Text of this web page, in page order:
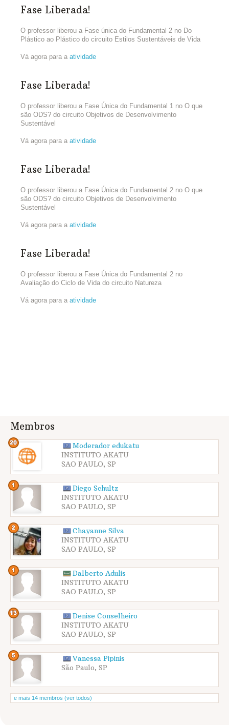
Fase Liberada!
O professor liberou a Fase única do Fundamental 2 no Do
Plástico ao Plástico do circuito Estilos Sustentáveis de Vida
Vá agora para a atividade
Fase Liberada!
O professor liberou a Fase Única do Fundamental 1 no O que
são ODS? do circuito Objetivos de Desenvolvimento
Sustentável
Vá agora para a atividade
Fase Liberada!
O professor liberou a Fase Única do Fundamental 2 no O que
são ODS? do circuito Objetivos de Desenvolvimento
Sustentável
Vá agora para a atividade
Fase Liberada!
O professor liberou a Fase Única do Fundamental 2 no
Avaliação do Ciclo de Vida do circuito Natureza
Vá agora para a atividade
Membros
Moderador edukatu
INSTITUTO AKATU
SAO PAULO, SP
Diego Schultz
INSTITUTO AKATU
SAO PAULO, SP
Chayanne Silva
INSTITUTO AKATU
SAO PAULO, SP
Dalberto Adulis
INSTITUTO AKATU
SAO PAULO, SP
Denise Conselheiro
INSTITUTO AKATU
SAO PAULO, SP
Vanessa Pipinis
São Paulo, SP
e mais 14 membros (ver todos)